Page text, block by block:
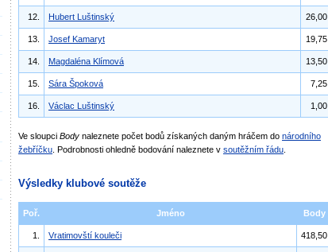
12. Hubert Luštinský 26,00
13. Josef Kamaryt 19,75
14. Magdaléna Klímová 13,50
15. Sára Špoková 7,25
16. Václac Luštinský 1,00
Ve sloupci Body naleznete počet bodů získaných daným hráčem do národního
žebříčku . Podrobnosti ohledně bodování naleznete v soutěžním řádu
Výsledky klubové soutěže
Poř. Jméno Body
1. Vratimovští kouleči 418,50